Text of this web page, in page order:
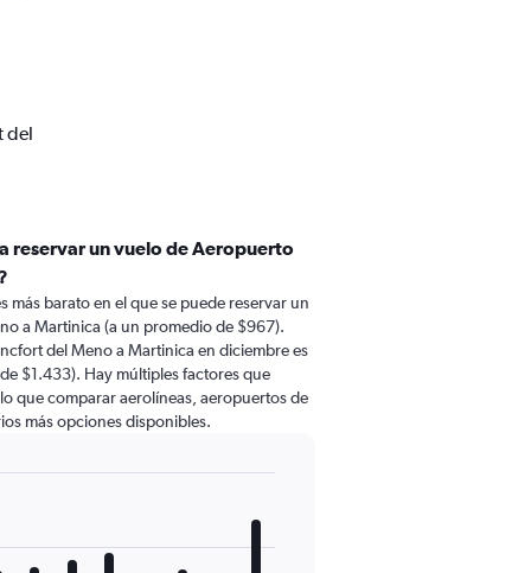
del
reservar un vuelo de Aeropuerto
más barato en el que se puede reservar un
a Martinica (a un promedio de $967).
del Meno a Martinica en diciembre es
$1.433). Hay múltiples factores que
que comparar aerolíneas, aeropuertos de
más opciones disponibles.